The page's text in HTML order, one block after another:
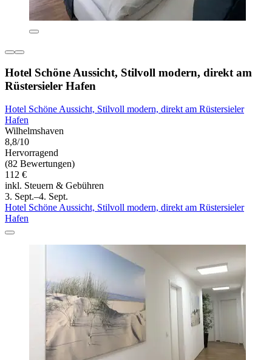
Hotel Schöne Aussicht, Stilvoll modern, direkt am
Rüstersieler Hafen
Hotel Schöne Aussicht, Stilvoll modern, direkt am Rüstersieler
Hafen
Wilhelmshaven
8,8/10
Hervorragend
(82 Bewertungen)
112 €
inkl. Steuern & Gebühren
3. Sept.–4. Sept.
Hotel Schöne Aussicht, Stilvoll modern, direkt am Rüstersieler
Hafen